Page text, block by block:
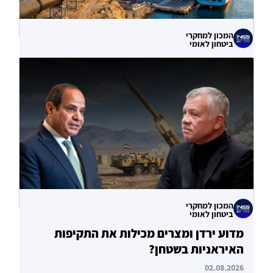
המכון למחקרי
ביטחון לאומי
04.08.2026
המכון למחקרי
ביטחון לאומי
מדוע ירדן ומצרים מכילות את התקיפות
האיראניות בשטחן?
02.08.2026